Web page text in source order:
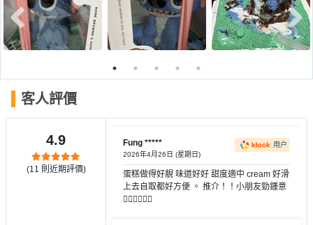
r
t
y
o
m
美
類
型
a
r
略
活
客人評價
4.9
(11 則近期評價)
Fung *****
2026年4月26日 (星期日)
用户
蛋糕做得好靚 味道好好 甜度適中 cream 好滑
上去自取都好方便 。 推介！！小朋友勁鍾意
👍🏻👍🏻👍🏻